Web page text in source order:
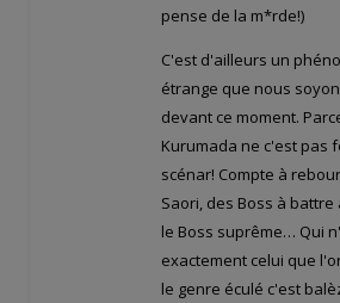
pense de la m*rde!)
C'est d'ailleurs un
étrange que nous
devant ce moment.
Kurumada ne c'est pas
scénar! Compte à
Saori, des Boss à
le Boss suprême… Qui
exactement celui que
le genre éculé c'est